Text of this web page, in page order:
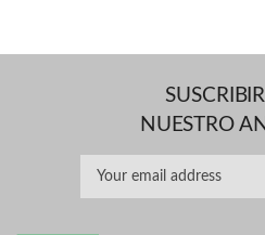
NUESTRO